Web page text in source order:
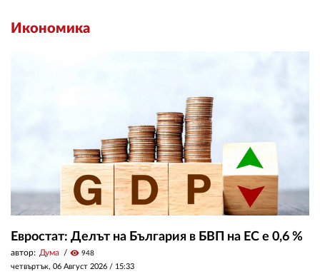
Икономика
Евростат: Делът на България в БВП на ЕС е 0,6 %
автор: Дума visibility 948
четвъртък, 06 Август 2026 / 15:33